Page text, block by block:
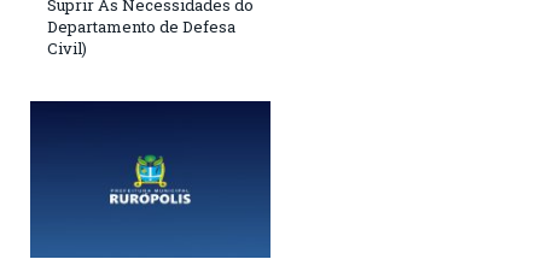
Suprir As Necessidades do
Departamento de Defesa
Civil)